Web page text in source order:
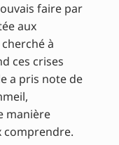
faire par
aux
à
ces crises
a pris note de
manière
comprendre.